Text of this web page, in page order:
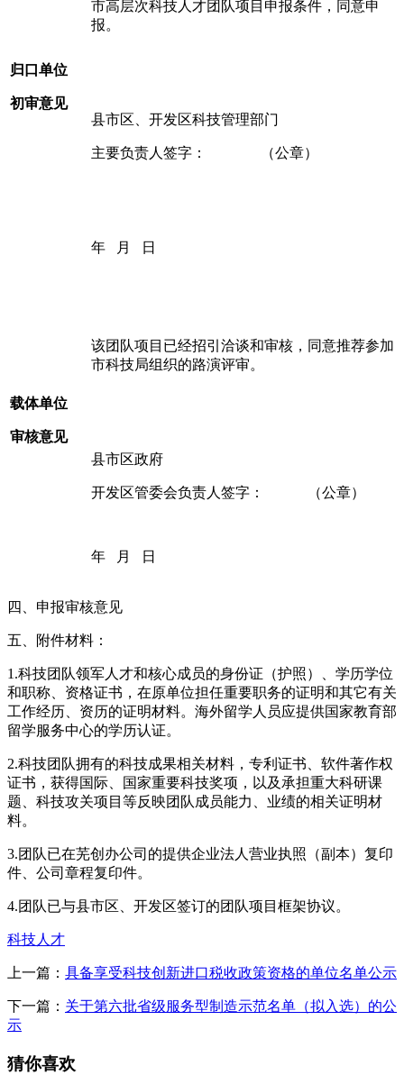
归口单位
初审意见
市高层次科技人才团队项目申报条件，同意申
报。
县市区、开发区科技管理部门
主要负责人签字： （公章）
年 月 日
载体单位
审核意见
该团队项目已经招引洽谈和审核，同意推荐参加
市科技局组织的路演评审。
县市区政府
开发区管委会负责人签字： （公章）
年 月 日
四、申报审核意见
五、附件材料：
1.科技团队领军人才和核心成员的身份证（护照）、学历学位
和职称、资格证书，在原单位担任重要职务的证明和其它有关
工作经历、资历的证明材料。海外留学人员应提供国家教育部
留学服务中心的学历认证。
2.科技团队拥有的科技成果相关材料，专利证书、软件著作权
证书，获得国际、国家重要科技奖项，以及承担重大科研课
题、科技攻关项目等反映团队成员能力、业绩的相关证明材
料。
3.团队已在芜创办公司的提供企业法人营业执照（副本）复印
件、公司章程复印件。
4.团队已与县市区、开发区签订的团队项目框架协议。
科技人才
上一篇： 具备享受科技创新进口税收政策资格的单位名单公示
下一篇： 关于第六批省级服务型制造示范名单（拟入选）的公
示
猜你喜欢